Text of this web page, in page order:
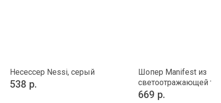
Несессер Nessi, серый
538 р.
Шопер Manifest из
светоотражающей
серый
669 р.